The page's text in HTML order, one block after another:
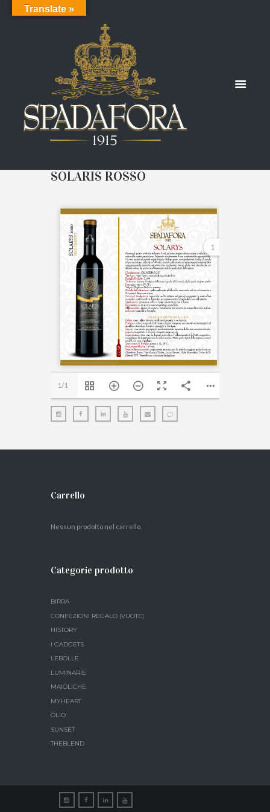
SOLARIS ROSSO
1
1/1
Carrello
Nessun prodotto nel carrello.
Categorie prodotto
BIRRA
CONFEZIONI REGALO (VUOTE)
HISTORY
I GADGETS
LEBOLLE
LUMINARIE
MAIOLICHE
MYHEART
OLIO
SUNSET
THEBLEND
Translate »